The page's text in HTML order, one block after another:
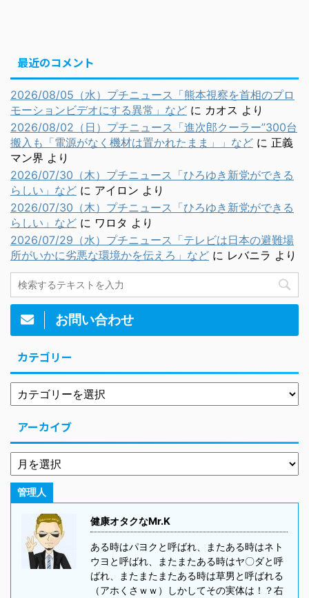
最近のコメント
2026/08/05（水）プチニュース「熊本視察を首相のプロ
モーションビデオにする異常」など に カオス より
2026/08/02（日）プチニュース「進次郎クーラー”300台
搬入も「電源がなく機材は置かれたまま」」など に 正義
マン界 より
2026/07/30（木）プチニュース「ひろゆき新党ができる
らしい」など に アイロン より
2026/07/30（木）プチニュース「ひろゆき新党ができる
らしい」など に ワロタ より
2026/07/29（水）プチニュース「テレビは日本の避難場
所がいかに劣悪な環境かを伝えろ」など に レバニラ より
お問い合わせ
カテゴリー
アーカイブ
管理人
健康オタクなMr.K
ある時はパヨクと呼ばれ、またある時はネト
ウヨと呼ばれ、またまたある時はヤ〇ダと呼
ばれ、またまたまたある時は草男と呼ばれる
（アホくさｗｗ）しかしてその実体は！？右